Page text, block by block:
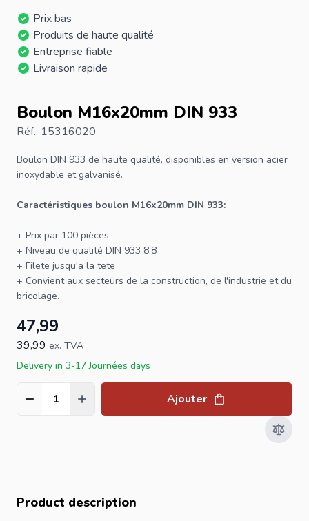
Prix bas
Produits de haute qualité
Entreprise fiable
Livraison rapide
Boulon M16x20mm DIN 933
Réf.: 15316020
Boulon DIN 933 de haute qualité, disponibles en version acier
inoxydable et galvanisé.
Caractéristiques boulon M16x20mm DIN 933:
+ Prix par 100 pièces
+ Niveau de qualité DIN 933 8.8
+ Filete jusqu'a la tete
+ Convient aux secteurs de la construction, de l'industrie et du
bricolage.
47,99
39,99 ex. TVA
Delivery in 3-17 Journées days
Quantité Ajouter
Product description